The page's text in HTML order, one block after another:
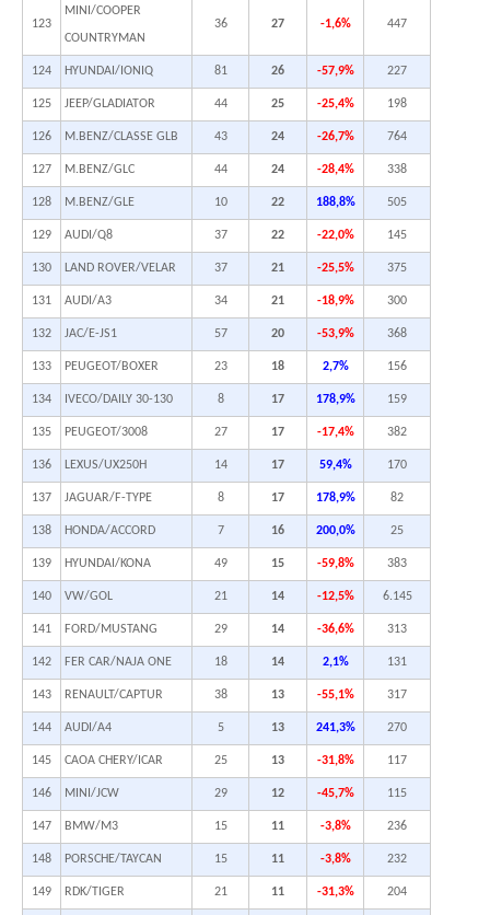
123
MINI/COOPER
COUNTRYMAN
36 27 -1,6% 447
124 HYUNDAI/IONIQ 81 26 -57,9% 227
125 JEEP/GLADIATOR 44 25 -25,4% 198
126 M.BENZ/CLASSE GLB 43 24 -26,7% 764
127 M.BENZ/GLC 44 24 -28,4% 338
128 M.BENZ/GLE 10 22 188,8% 505
129 AUDI/Q8 37 22 -22,0% 145
130 LAND ROVER/VELAR 37 21 -25,5% 375
131 AUDI/A3 34 21 -18,9% 300
132 JAC/E-JS1 57 20 -53,9% 368
133 PEUGEOT/BOXER 23 18 2,7% 156
134 IVECO/DAILY 30-130 8 17 178,9% 159
135 PEUGEOT/3008 27 17 -17,4% 382
136 LEXUS/UX250H 14 17 59,4% 170
137 JAGUAR/F-TYPE 8 17 178,9% 82
138 HONDA/ACCORD 7 16 200,0% 25
139 HYUNDAI/KONA 49 15 -59,8% 383
140 VW/GOL 21 14 -12,5% 6.145
141 FORD/MUSTANG 29 14 -36,6% 313
142 FER CAR/NAJA ONE 18 14 2,1% 131
143 RENAULT/CAPTUR 38 13 -55,1% 317
144 AUDI/A4 5 13 241,3% 270
145 CAOA CHERY/ICAR 25 13 -31,8% 117
146 MINI/JCW 29 12 -45,7% 115
147 BMW/M3 15 11 -3,8% 236
148 PORSCHE/TAYCAN 15 11 -3,8% 232
149 RDK/TIGER 21 11 -31,3% 204